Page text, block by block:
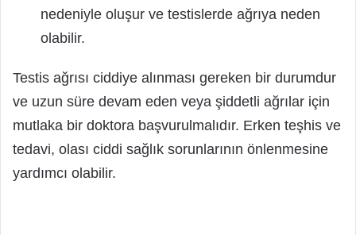
nedeniyle oluşur ve testislerde ağrıya neden
olabilir.
Testis ağrısı ciddiye alınması gereken bir durumdur
ve uzun süre devam eden veya şiddetli ağrılar için
mutlaka bir doktora başvurulmalıdır. Erken teşhis ve
tedavi, olası ciddi sağlık sorunlarının önlenmesine
yardımcı olabilir.